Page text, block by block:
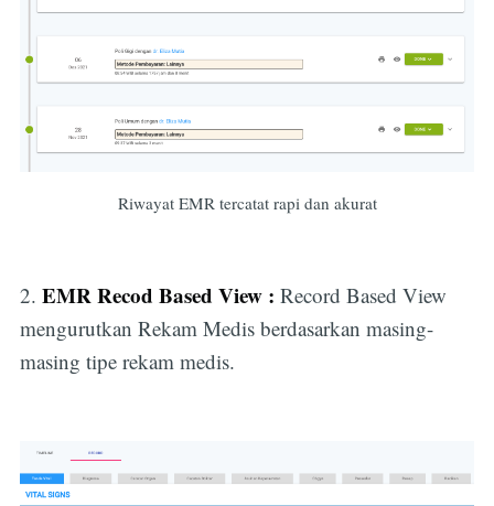
Riwayat EMR tercatat rapi dan akurat
2. EMR Recod Based View : Record Based View
mengurutkan Rekam Medis berdasarkan masing-
masing tipe rekam medis.